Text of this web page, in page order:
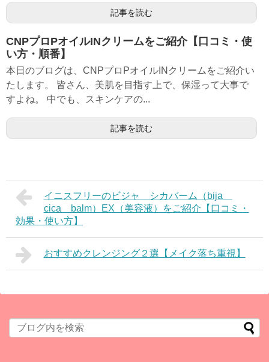
記事を読む
CNPプロPオイルINクリームをご紹介【口コミ・使
い方・順番】
本日のブログは、CNPプロPオイルINクリームをご紹介い
たします。 皆さん、美肌を目指す上で、保湿って大事で
すよね。 中でも、スキンケアの...
記事を読む
イニスフリーのビジャ シカバーム（bija
cica balm）EX（美容液）をご紹介【口コミ・
効果・使い方】
おすすめクレンジング２選【メイク落ち重視】